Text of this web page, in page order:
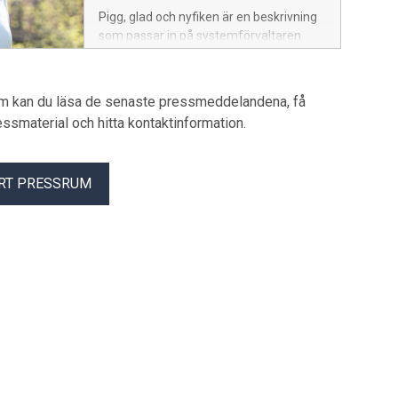
Pigg, glad och nyfiken är en beskrivning
som passar in på systemförvaltaren
ofta sjungande, lagandes mat och med
ett intresse utöver det vanliga för berg-
och-dalbanor. Han är kreativ, positiv och
inspirerad varje dag på jobbet och då
känna Alexander i dagens
kan du läsa de senaste pressmeddelandena, få
och hitta kontaktinformation.
PRESSRUM